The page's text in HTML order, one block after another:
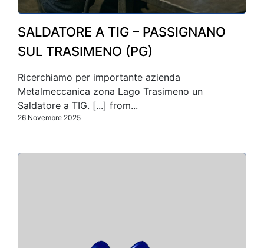
SALDATORE A TIG – PASSIGNANO
SUL TRASIMENO (PG)
Ricerchiamo per importante azienda
Metalmeccanica zona Lago Trasimeno un
Saldatore a TIG. [...] from...
26 Novembre 2025